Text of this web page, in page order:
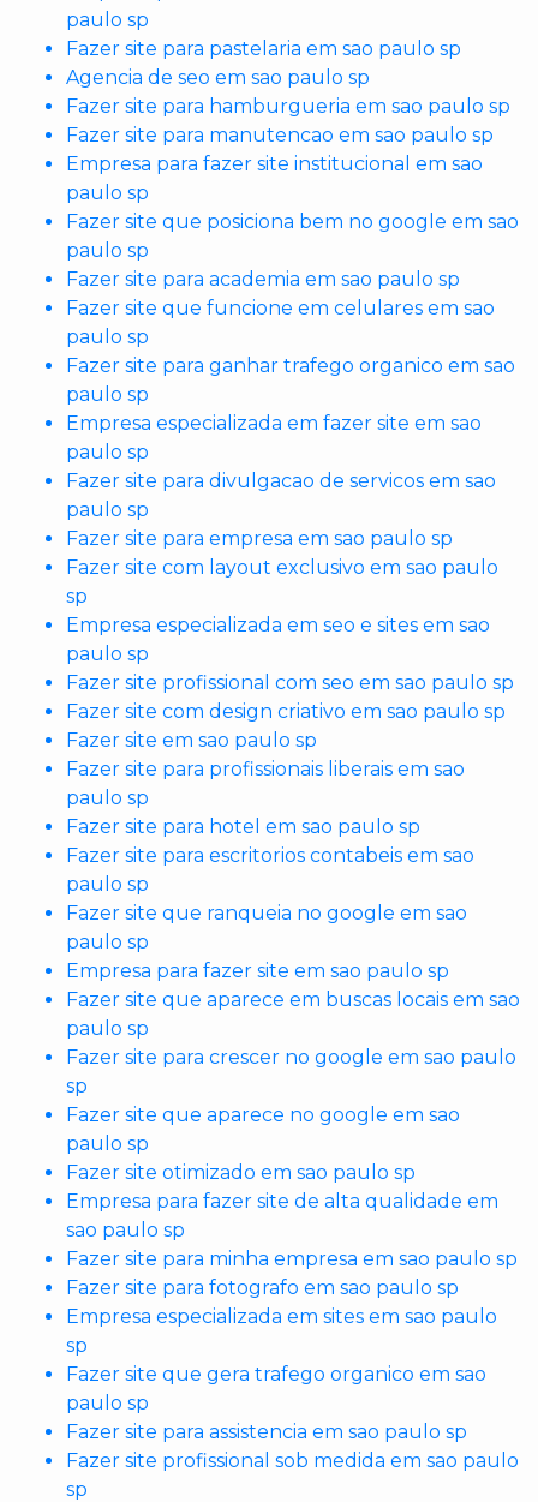
paulo sp
Fazer site para pastelaria em sao paulo sp
Agencia de seo em sao paulo sp
Fazer site para hamburgueria em sao paulo sp
Fazer site para manutencao em sao paulo sp
Empresa para fazer site institucional em sao
paulo sp
Fazer site que posiciona bem no google em sao
paulo sp
Fazer site para academia em sao paulo sp
Fazer site que funcione em celulares em sao
paulo sp
Fazer site para ganhar trafego organico em sao
paulo sp
Empresa especializada em fazer site em sao
paulo sp
Fazer site para divulgacao de servicos em sao
paulo sp
Fazer site para empresa em sao paulo sp
Fazer site com layout exclusivo em sao paulo
sp
Empresa especializada em seo e sites em sao
paulo sp
Fazer site profissional com seo em sao paulo sp
Fazer site com design criativo em sao paulo sp
Fazer site em sao paulo sp
Fazer site para profissionais liberais em sao
paulo sp
Fazer site para hotel em sao paulo sp
Fazer site para escritorios contabeis em sao
paulo sp
Fazer site que ranqueia no google em sao
paulo sp
Empresa para fazer site em sao paulo sp
Fazer site que aparece em buscas locais em sao
paulo sp
Fazer site para crescer no google em sao paulo
sp
Fazer site que aparece no google em sao
paulo sp
Fazer site otimizado em sao paulo sp
Empresa para fazer site de alta qualidade em
sao paulo sp
Fazer site para minha empresa em sao paulo sp
Fazer site para fotografo em sao paulo sp
Empresa especializada em sites em sao paulo
sp
Fazer site que gera trafego organico em sao
paulo sp
Fazer site para assistencia em sao paulo sp
Fazer site profissional sob medida em sao paulo
sp